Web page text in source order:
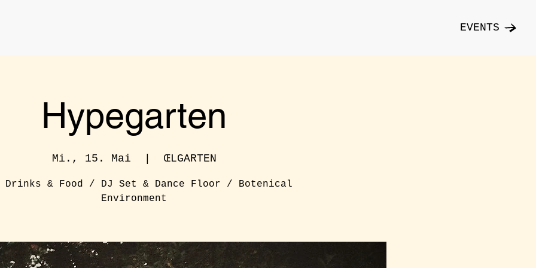
EVENTS
Hypegarten
Mi., 15. Mai ŒLGARTEN
Drinks & Food / DJ Set & Dance Floor / Botenical
Environment